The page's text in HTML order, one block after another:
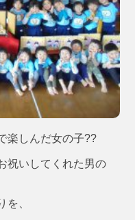
楽しんだ女の子??
祝いしてくれた男の
を、